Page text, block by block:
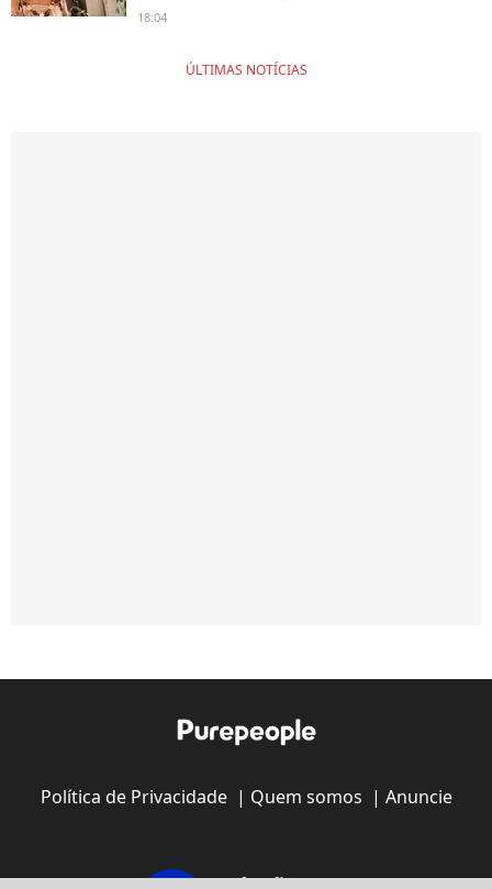
18:04
ÚLTIMAS NOTÍCIAS
Política de Privacidade| Quem somos | Anuncie